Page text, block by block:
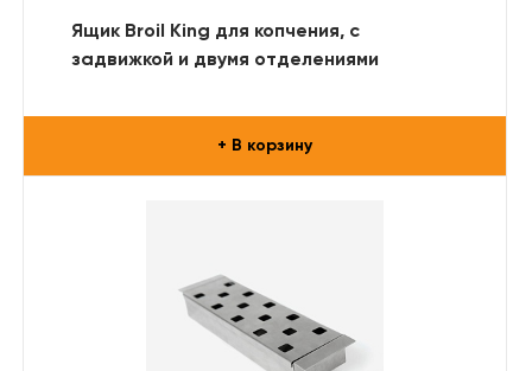
Ящик Broil King для копчения, с
задвижкой и двумя отделениями
+ В корзину